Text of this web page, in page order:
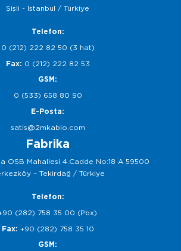
Şişli - İstanbul / Türkiye
Telefon:
0 (212) 222 82 50 (3 hat)
Fax: 0 (212) 222 82 53
GSM:
0 (533) 658 80 90
E-Posta:
satis@2mkablo.com
Fabrika
OSB Mahallesi 4.Cadde No:18 A 59500
– Tekirdağ / Türkiye
Telefon:
(282) 758 35 00 (Pbx)
Fax: +90 (282) 758 35 10
GSM: